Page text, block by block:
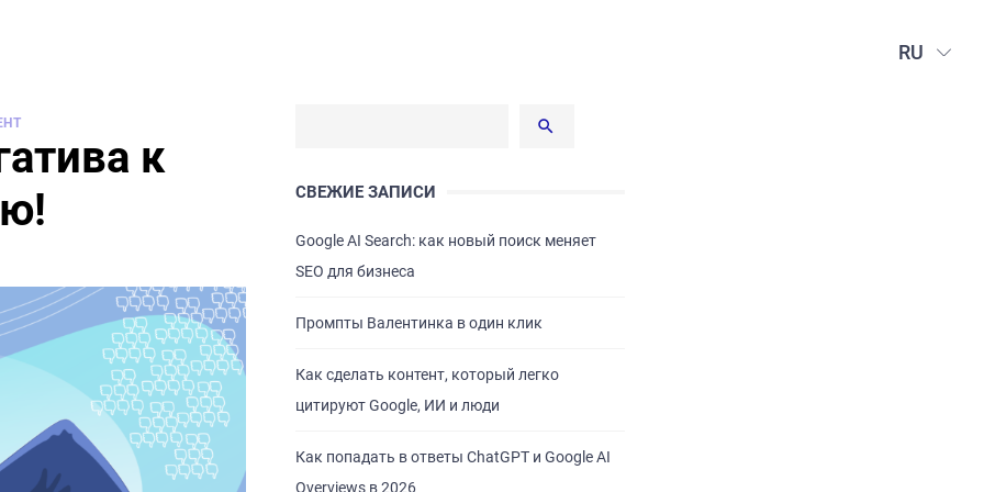
RU
к
СВЕЖИЕ ЗАПИСИ
Google AI Search: как новый поиск меняет
SEO для бизнеса
Промпты Валентинка в один клик
Как сделать контент, который легко
цитируют Google, ИИ и люди
Как попадать в ответы ChatGPT и Google AI
Overviews в 2026